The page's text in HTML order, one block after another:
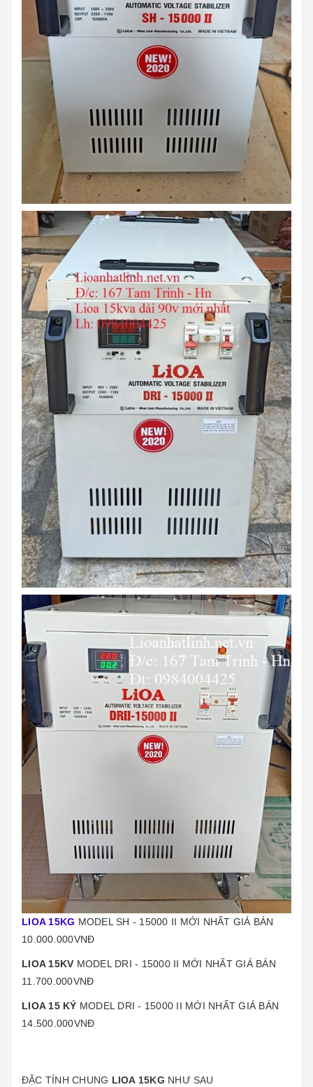
LIOA 15KG MODEL SH - 15000 II MỚI NHẤT GIÁ BÁN
10.000.000VNĐ
LIOA 15KV MODEL DRI - 15000 II MỚI NHẤT GIÁ BÁN
11.700.000VNĐ
LIOA 15 KÝ MODEL DRI - 15000 II MỚI NHẤT GIÁ BÁN
14.500.000VNĐ
ĐẶC TÍNH CHUNG LIOA 15KG NHƯ SAU